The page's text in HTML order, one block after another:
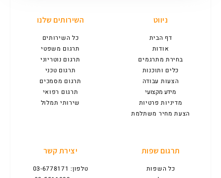
ניווט
דף הבית
אודות
בחירת מתרגמים
כלים ותוכנות
הצעות עבודה
מידע מקצועי
מדיניות פרטיות
הצעת מחיר משתלמת
השירותים שלנו
כל השירותים
תרגום משפטי
תרגום נוטריוני
תרגום טכני
תרגום מסמכים
תרגום רפואי
שירותי תמלול
תרגום שפות
כל השפות
יצירת קשר
טלפון: 03-6778171